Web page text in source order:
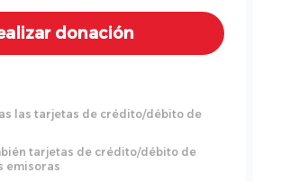
las tarjetas de crédito/débito de
tarjetas de crédito/débito de
emisoras